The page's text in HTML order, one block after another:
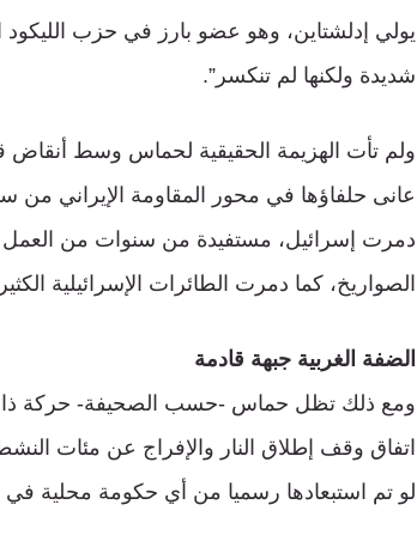
يولي إدلشتاين، وهو عضو بارز في حزب
شديدة ولكنها لم تنكسر”.
ولم تأت الهزيمة الحقيقية لحماس وسط
عانى حلفاؤها في محور المقاومة الإيراني
دمرت إسرائيل، مستفيدة من سنوات من العمل
الصواريخ، كما دمرت الطائرات الإسرائيلية
الضفة الغربية جبهة قادمة
ومع ذلك تظل حماس -حسب الصحيفة- حركة
اتفاق وقف إطلاق النار والإفراج عن مئات
لو تم استبعادها رسميا من أي حكومة محلية في